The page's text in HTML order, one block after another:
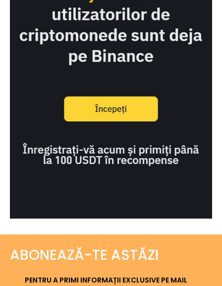
ABONEAZĂ-TE ASTĂZI
PENTRU A PRIMI INFORMAȚII EXCLUSIVE PE MAIL